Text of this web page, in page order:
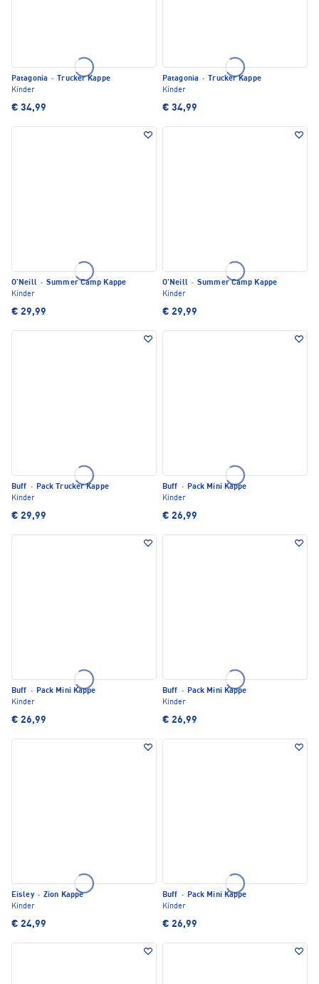
Patagonia ·
Trucker Kappe
Kinder
€ 34,99
Patagonia ·
Trucker Kappe
Kinder
€ 34,99
O'Neill · Summer Camp Kappe
Kinder
€ 29,99
O'Neill · Summer Camp Kappe
Kinder
€ 29,99
Buff · Pack Trucker Kappe
Kinder
€ 29,99
Buff · Pack Mini Kappe
Kinder
€ 26,99
Buff · Pack Mini Kappe
Kinder
€ 26,99
Buff · Pack Mini Kappe
Kinder
€ 26,99
Eisley · Zion Kappe
Kinder
€ 24,99
Buff · Pack Mini Kappe
Kinder
€ 26,99